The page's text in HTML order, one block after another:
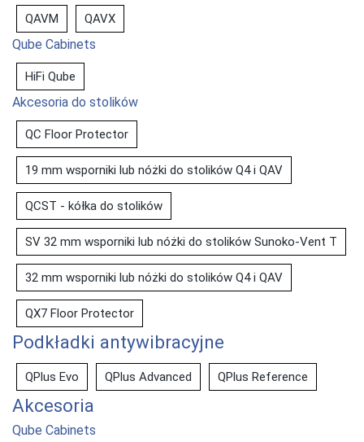
QAVM QAVX
Qube Cabinets
HiFi Qube
Akcesoria do stolików
QC Floor Protector
19 mm wsporniki lub nóżki do stolików Q4 i QAV
QCST - kółka do stolików
SV 32 mm wsporniki lub nóżki do stolików Sunoko-Vent T
32 mm wsporniki lub nóżki do stolików Q4 i QAV
QX7 Floor Protector
Podkładki antywibracyjne
QPlus Evo QPlus Advanced QPlus Reference
Akcesoria
Qube Cabinets